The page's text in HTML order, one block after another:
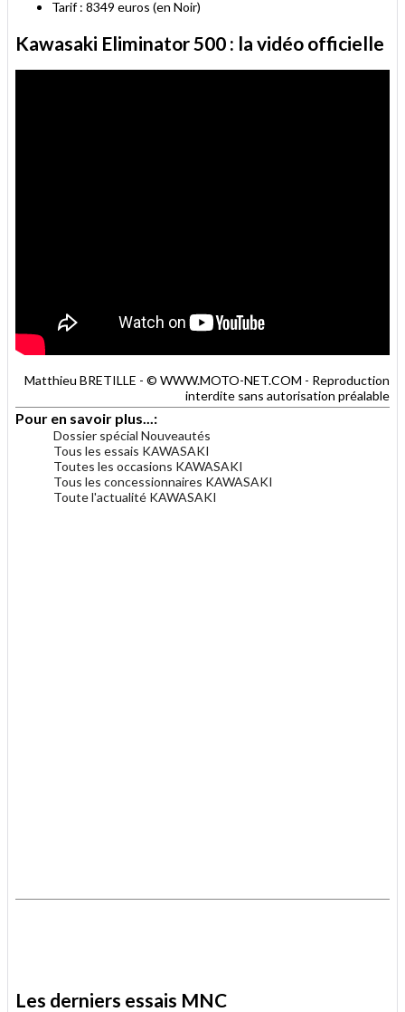
Tarif : 8349 euros (en Noir)
Kawasaki Eliminator 500 : la vidéo officielle
Matthieu BRETILLE - © WWW.MOTO-NET.COM - Reproduction
interdite sans autorisation préalable
Pour en savoir plus...:
Dossier spécial Nouveautés
Tous les essais KAWASAKI
Toutes les occasions KAWASAKI
Tous les concessionnaires KAWASAKI
Toute l'actualité KAWASAKI
Les derniers essais MNC